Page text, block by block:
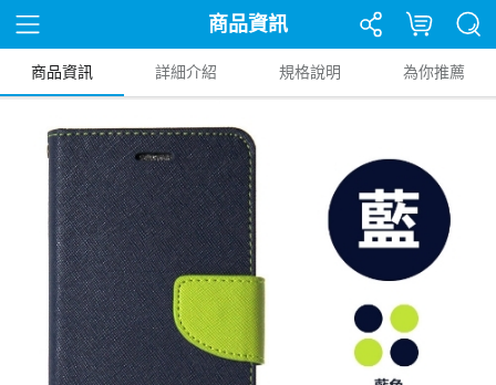
商品資訊
商品資訊 詳細介紹 規格說明 為你推薦